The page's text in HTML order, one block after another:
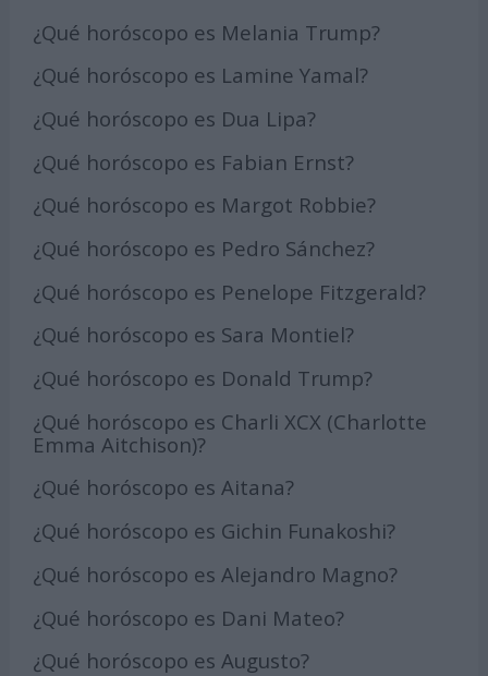
¿Qué horóscopo es Melania Trump?
¿Qué horóscopo es Lamine Yamal?
¿Qué horóscopo es Dua Lipa?
¿Qué horóscopo es Fabian Ernst?
¿Qué horóscopo es Margot Robbie?
¿Qué horóscopo es Pedro Sánchez?
¿Qué horóscopo es Penelope Fitzgerald?
¿Qué horóscopo es Sara Montiel?
¿Qué horóscopo es Donald Trump?
¿Qué horóscopo es Charli XCX (Charlotte
Emma Aitchison)?
¿Qué horóscopo es Aitana?
¿Qué horóscopo es Gichin Funakoshi?
¿Qué horóscopo es Alejandro Magno?
¿Qué horóscopo es Dani Mateo?
¿Qué horóscopo es Augusto?